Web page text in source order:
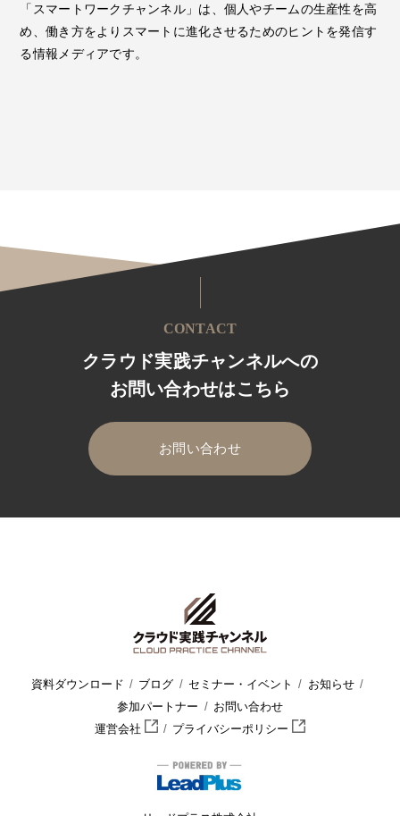
「スマートワークチャンネル」は、個人やチームの生産性を高
め、働き方をよりスマートに進化させるためのヒントを発信す
る情報メディアです。
CONTACT
クラウド実践チャンネルへの
お問い合わせはこちら
お問い合わせ
資料ダウンロード ブログ セミナー・イベント
お知らせ
参加パートナー
お問い合わせ
運営会社
プライバシーポリシー